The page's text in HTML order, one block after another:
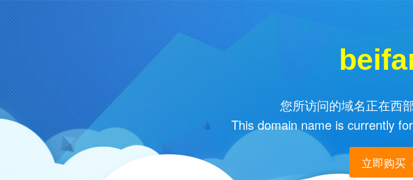
您所访问的域名正在西
This domain name is currently
立即购买